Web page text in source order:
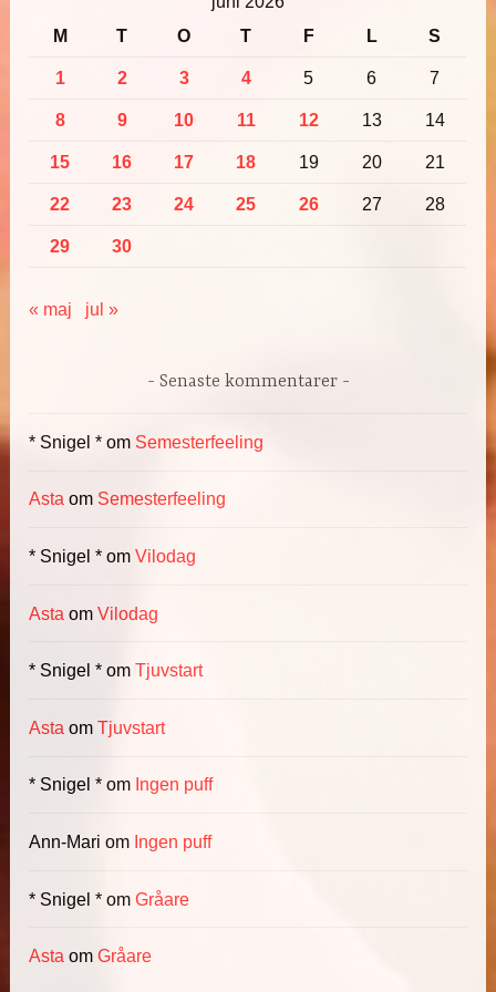
M
T O T F L S
1 2 3 4 5 6 7
8 9 10 11 12 13 14
15 16 17 18 19 20 21
22 23 24 25 26 27 28
29 30
« maj jul »
Senaste kommentarer
* Snigel * om Semesterfeeling
Asta om Semesterfeeling
* Snigel * omVilodag
Asta omVilodag
* Snigel * omTjuvstart
Asta omTjuvstart
* Snigel * om Ingen puff
Ann-Mari om Ingen puff
* Snigel * omGråare
Asta omGråare